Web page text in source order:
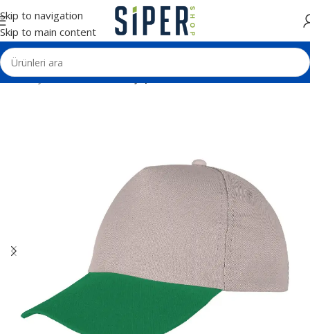
Skip to navigation
Skip to main content
Ana Sayfa Tekstil Ürünleri Şapkalar